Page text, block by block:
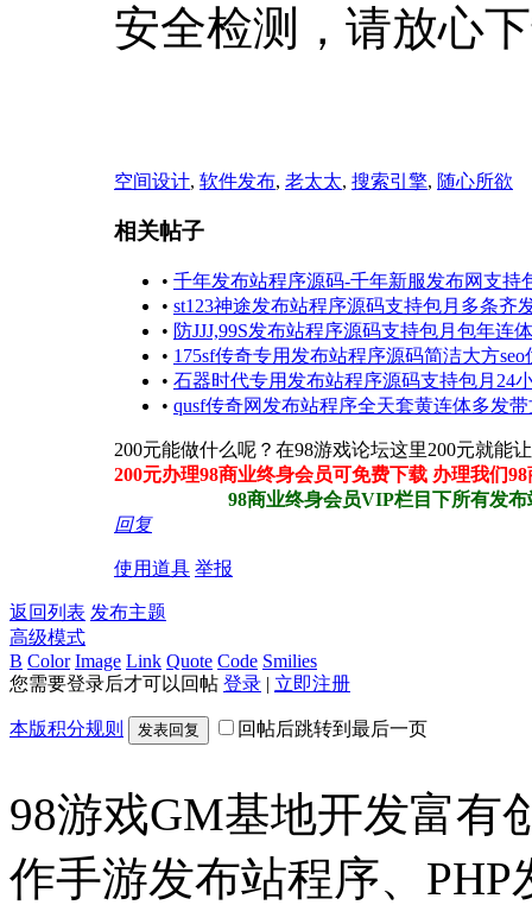
安全检测，请放心
空间设计, 软件发布, 老太太, 搜索引擎, 随心所欲
相关帖子
• 千年发布站程序源码-千年新服发布网支持
• st123神途发布站程序源码支持包月多条齐
• 防JJJ,99S发布站程序源码支持包月包年连
• 175sf传奇专用发布站程序源码简洁大方seo
• 石器时代专用发布站程序源码支持包月24
• qusf传奇网发布站程序全天套黄连体多发
200元能做什么呢？在98游戏论坛这里200元就
200元办理98商业终身会员可免费下载 办理我们
98商业终身会员VIP栏目下所有发布站程
回复
使用道具 举报
返回列表 发布主题
高级模式
B Color Image Link Quote Code Smilies
您需要登录后才可以回帖 登录 | 立即注册
本版积分规则 发表回复 回帖后跳转到最后一页
98游戏GM基地开发富有
作手游发布站程序、